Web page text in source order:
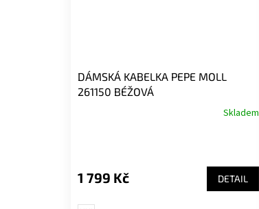
DÁMSKÁ KABELKA PEPE MOLL
261150 BÉŽOVÁ
Skladem
1 799 Kč DETAIL